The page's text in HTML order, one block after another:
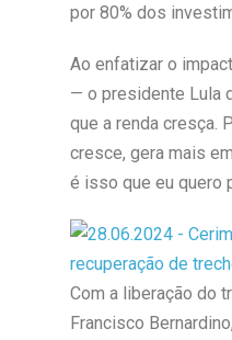
por 80% dos
Ao enfatizar o
— o presidente Lula
que a renda cresça.
cresce, gera mais
é isso que eu quero
Com a liberação do
Francisco